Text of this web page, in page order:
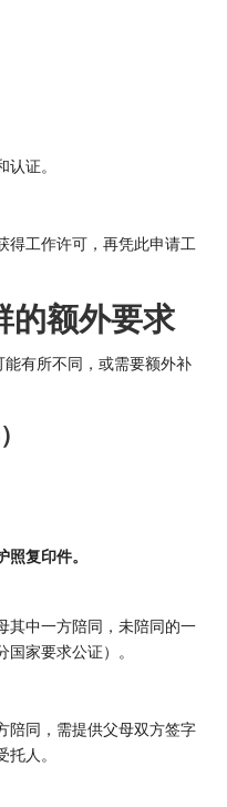
证。
得工作许可，再凭此申请工
的额外要求
有所不同，或需要额外补
复印件。
其中一方陪同，未陪同的一
家要求公证）。
陪同，需提供父母双方签字
人。